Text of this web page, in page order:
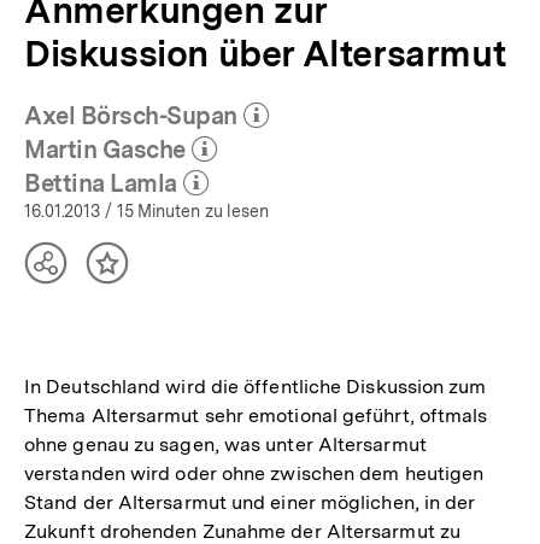
Anmerkungen zur
Diskussion über Altersarmut
Axel Börsch-Supan
(Mehr zum Autor)
Martin Gasche
(Mehr zum Autor)
öffnen
Bettina Lamla
(Mehr zum Autor)
öffnen
16.01.2013 / 15 Minuten zu lesen
TeilenInhalt
In Deutschland wird die öffentliche Diskussion zum
Thema Altersarmut sehr emotional geführt, oftmals
ohne genau zu sagen, was unter Altersarmut
verstanden wird oder ohne zwischen dem heutigen
Stand der Altersarmut und einer möglichen, in der
Zukunft drohenden Zunahme der Altersarmut zu